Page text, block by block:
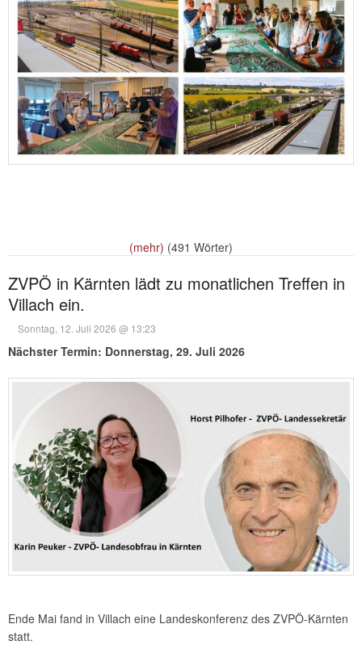
(mehr) (491 Wörter)
ZVPÖ in Kärnten lädt zu monatlichen Treffen in
Villach ein.
Sonntag, 12. Juli 2026 @ 13:23
Nächster Termin: Donnerstag, 29. Juli 2026
Ende Mai fand in Villach eine Landeskonferenz des ZVPÖ-Kärnten
statt.